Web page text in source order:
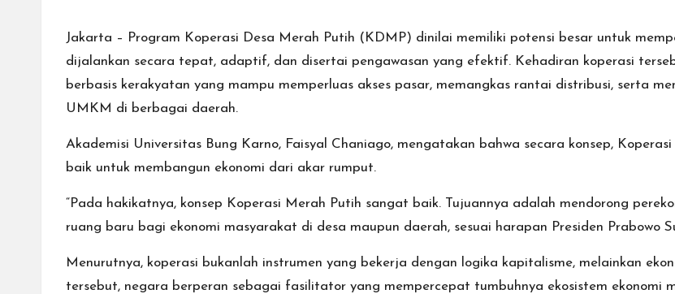
Jakarta – Program Koperasi Desa Merah Putih (KDMP) dinilai memiliki potensi besar untuk
dijalankan secara tepat, adaptif, dan disertai pengawasan yang efektif. Kehadiran koperasi
berbasis kerakyatan yang mampu memperluas akses pasar, memangkas rantai distribusi, serta
UMKM di berbagai daerah.
Akademisi Universitas Bung Karno, Faisyal Chaniago, mengatakan bahwa secara konsep,
baik untuk membangun ekonomi dari akar rumput.
“Pada hakikatnya, konsep Koperasi Merah Putih sangat baik. Tujuannya adalah mendorong
ruang baru bagi ekonomi masyarakat di desa maupun daerah, sesuai harapan Presiden Prabowo
Menurutnya, koperasi bukanlah instrumen yang bekerja dengan logika kapitalisme, melainkan
tersebut, negara berperan sebagai fasilitator yang mempercepat tumbuhnya ekosistem ekonomi